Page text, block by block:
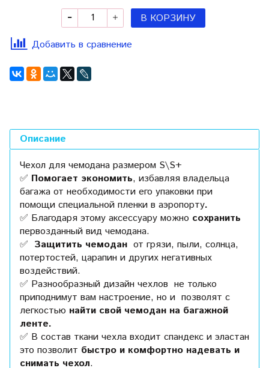
В КОРЗИНУ
Добавить в сравнение
Описание
Чехол для чемодана размером S\S+
✅ Помогает экономить, избавляя владельца
багажа от необходимости его упаковки при
помощи специальной пленки в аэропорту.
✅ Благодаря этому аксессуару можно сохранить
первозданный вид чемодана.
✅ Защитить чемодан от грязи, пыли, солнца,
потертостей, царапин и других негативных
воздействий.
✅ Разнообразный дизайн чехлов не только
приподнимут вам настроение, но и позволят с
легкостью найти свой чемодан на багажной
ленте.
✅ В состав ткани чехла входит спандекс и эластан
это позволит быстро и комфортно надевать и
снимать чехол.